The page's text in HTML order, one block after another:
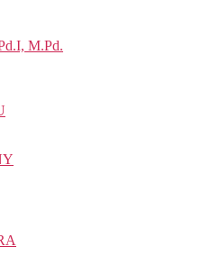
M.Pd.